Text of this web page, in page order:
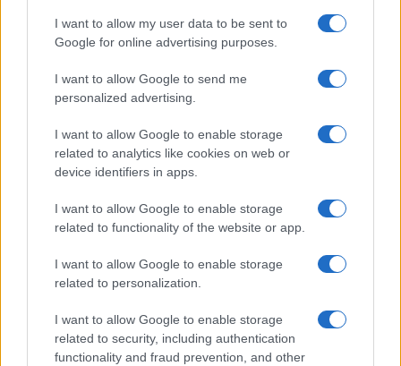
I want to allow my user data to be sent to
Google for online advertising purposes.
I want to allow Google to send me
personalized advertising.
I want to allow Google to enable storage
related to analytics like cookies on web or
device identifiers in apps.
I want to allow Google to enable storage
related to functionality of the website or app.
I want to allow Google to enable storage
related to personalization.
I want to allow Google to enable storage
related to security, including authentication
functionality and fraud prevention, and other
giovani per il meeting francescano
Edoardo Castellucci · 7 Ago 2026
NEWS
Papa Leone XIV incontra i giovani ad Assisi: il richiamo
alla pace e alla solidarietà